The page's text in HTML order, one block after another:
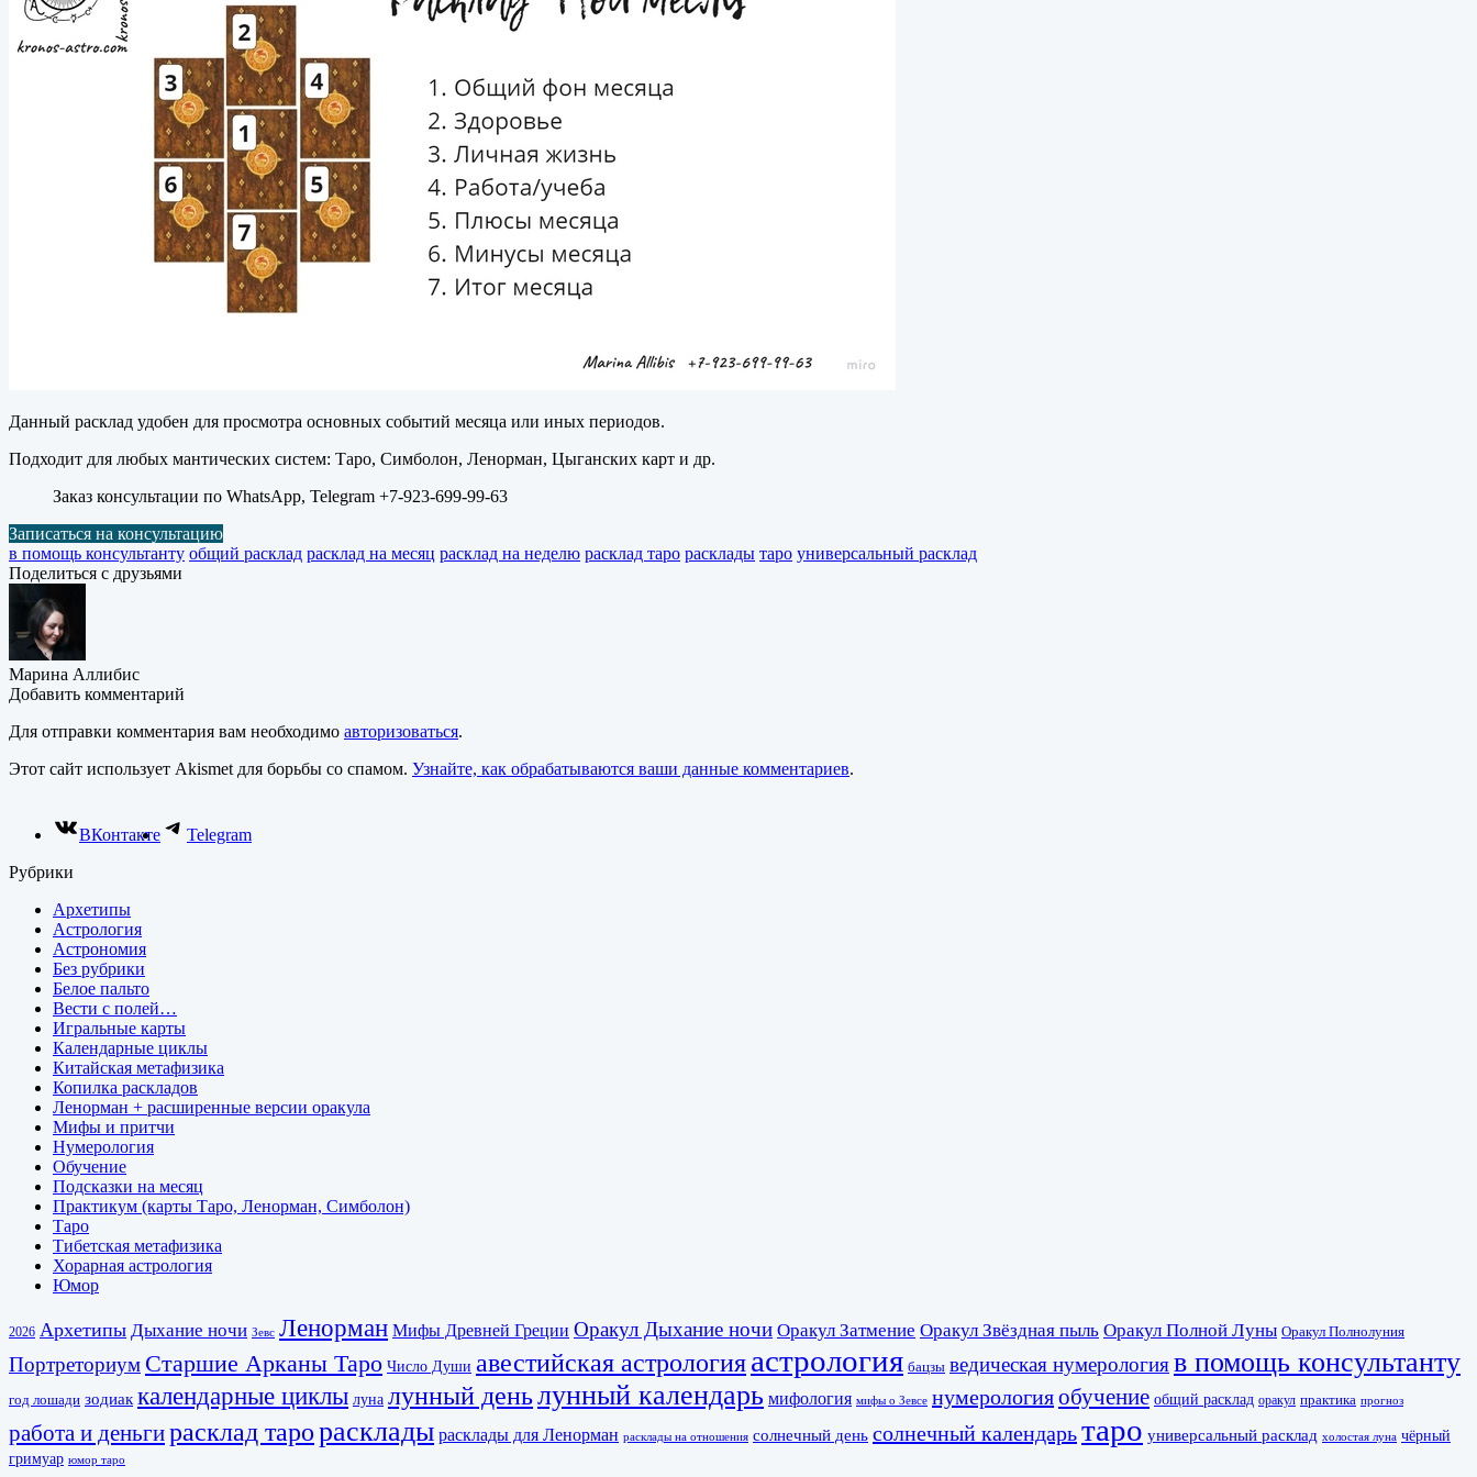
Данный расклад удобен для просмотра основных событий месяца или иных периодов.
Подходит для любых мантических систем: Таро, Симболон, Ленорман, Цыганских карт и др.
Заказ консультации по WhatsApp, Telegram +7-923-699-99-63
Записаться на консультацию
в помощь консультанту общий расклад расклад на месяц расклад на неделю расклад таро расклады таро универсальный расклад
Поделиться с друзьями
Марина Аллибис
Добавить комментарий
Для отправки комментария вам необходимо авторизоваться.
Этот сайт использует Akismet для борьбы со спамом. Узнайте, как обрабатываются ваши данные комментариев.
ВКонтакте
Telegram
Рубрики
Архетипы
Астрология
Астрономия
Без рубрики
Белое пальто
Вести с полей…
Игральные карты
Календарные циклы
Китайская метафизика
Копилка раскладов
Ленорман + расширенные версии оракула
Мифы и притчи
Нумерология
Обучение
Подсказки на месяц
Практикум (карты Таро, Ленорман, Симболон)
Таро
Тибетская метафизика
Хорарная астрология
Юмор
2026 Архетипы Дыхание ночи Зевс Ленорман Мифы Древней Греции Оракул Дыхание ночи Оракул Затмение Оракул Звёздная пыль Оракул Полной Луны Оракул Полнолуния
Портреториум Старшие Арканы Таро Число Души авестийская астрологияастрология бацзы ведическая нумерологияв помощь консультанту
год лошади зодиак календарные циклы луна лунный деньлунный календарь мифология мифы о Зевсе нумерологияобучение общий расклад оракул практика прогноз
работа и деньгирасклад тарорасклады расклады для Ленорман расклады на отношения солнечный день солнечный календарьтаро универсальный расклад холостая луна чёрный
гримуар юмор таро